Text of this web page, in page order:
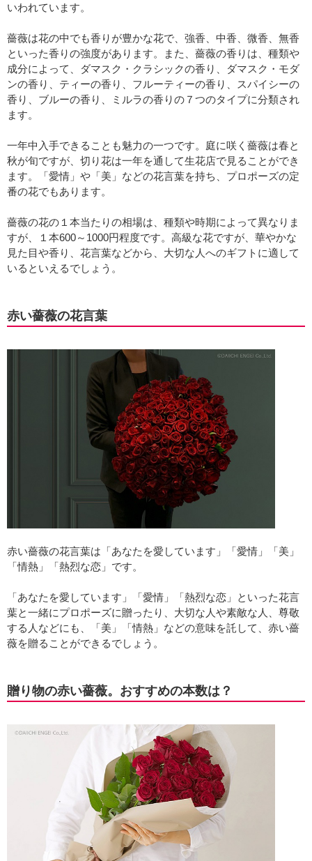
いわれています。
薔薇は花の中でも香りが豊かな花で、強香、中香、微香、無香
といった香りの強度があります。また、薔薇の香りは、種類や
成分によって、ダマスク・クラシックの香り、ダマスク・モダ
ンの香り、ティーの香り、フルーティーの香り、スパイシーの
香り、ブルーの香り、ミルラの香りの７つのタイプに分類され
ます。
一年中入手できることも魅力の一つです。庭に咲く薔薇は春と
秋が旬ですが、切り花は一年を通して生花店で見ることができ
ます。「愛情」や「美」などの花言葉を持ち、プロポーズの定
番の花でもあります。
薔薇の花の１本当たりの相場は、種類や時期によって異なりま
すが、１本600～1000円程度です。高級な花ですが、華やかな
見た目や香り、花言葉などから、大切な人へのギフトに適して
いるといえるでしょう。
赤い薔薇の花言葉
赤い薔薇の花言葉は「あなたを愛しています」「愛情」「美」
「情熱」「熱烈な恋」です。
「あなたを愛しています」「愛情」「熱烈な恋」といった花言
葉と一緒にプロポーズに贈ったり、大切な人や素敵な人、尊敬
する人などにも、「美」「情熱」などの意味を託して、赤い薔
薇を贈ることができるでしょう。
贈り物の赤い薔薇。おすすめの本数は？